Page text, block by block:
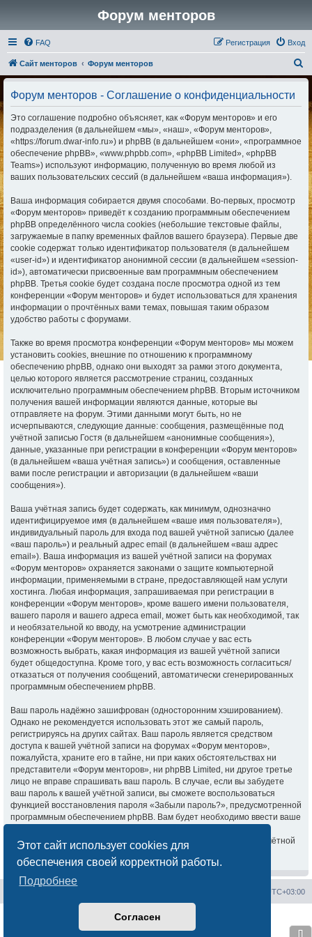
Этот сайт использует cookies для
обеспечения своей корректной работы.
Подробнее
Согласен
Форум менторов
FAQ Вход
Регистрация
Сайт менторов Форум менторов
о
Форум менторов - Соглашение о конфиденциальности
Это соглашение подробно объясняет, как «Форум менторов» и его
подразделения (в дальнейшем «мы», «наш», «Форум менторов»,
«https://forum.dwar-info.ru») и phpBB (в дальнейшем «они», «программное
обеспечение phpBB», «www.phpbb.com», «phpBB Limited», «phpBB
Teams») используют информацию, полученную во время любой из
ваших пользовательских сессий (в дальнейшем «ваша информация»).
Ваша информация собирается двумя способами. Во-первых, просмотр
«Форум менторов» приведёт к созданию программным обеспечением
phpBB определённого числа cookies (небольшие текстовые файлы,
загружаемые в папку временных файлов вашего браузера). Первые две
cookie содержат только идентификатор пользователя (в дальнейшем
«user-id») и идентификатор анонимной сессии (в дальнейшем «session-
id»), автоматически присвоенные вам программным обеспечением
phpBB. Третья cookie будет создана после просмотра одной из тем
конференции «Форум менторов» и будет использоваться для хранения
информации о прочтённых вами темах, повышая таким образом
удобство работы с форумами.
Также во время просмотра конференции «Форум менторов» мы можем
установить cookies, внешние по отношению к программному
обеспечению phpBB, однако они выходят за рамки этого документа,
целью которого является рассмотрение страниц, созданных
исключительно программным обеспечением phpBB. Вторым источником
получения вашей информации являются данные, которые вы
отправляете на форум. Этими данными могут быть, но не
исчерпываются, следующие данные: сообщения, размещённые под
учётной записью Гостя (в дальнейшем «анонимные сообщения»),
данные, указанные при регистрации в конференции «Форум менторов»
(в дальнейшем «ваша учётная запись») и сообщения, оставленные
вами после регистрации и авторизации (в дальнейшем «ваши
сообщения»).
Ваша учётная запись будет содержать, как минимум, однозначно
идентифицируемое имя (в дальнейшем «ваше имя пользователя»),
индивидуальный пароль для входа под вашей учётной записью (далее
«ваш пароль») и реальный адрес email (в дальнейшем «ваш адрес
email»). Ваша информация из вашей учётной записи на форумах
«Форум менторов» охраняется законами о защите компьютерной
информации, применяемыми в стране, предоставляющей нам услуги
хостинга. Любая информация, запрашиваемая при регистрации в
конференции «Форум менторов», кроме вашего имени пользователя,
вашего пароля и вашего адреса email, может быть как необходимой, так
и необязательной ко вводу, на усмотрение администрации
конференции «Форум менторов». В любом случае у вас есть
возможность выбрать, какая информация из вашей учётной записи
будет общедоступна. Кроме того, у вас есть возможность согласиться/
отказаться от получения сообщений, автоматически сгенерированных
программным обеспечением phpBB.
Ваш пароль надёжно зашифрован (односторонним хэшированием).
Однако не рекомендуется использовать этот же самый пароль,
регистрируясь на других сайтах. Ваш пароль является средством
доступа к вашей учётной записи на форумах «Форум менторов»,
пожалуйста, храните его в тайне, ни при каких обстоятельствах ни
представители «Форум менторов», ни phpBB Limited, ни другое третье
лицо не вправе спрашивать ваш пароль. В случае, если вы забудете
ваш пароль к вашей учётной записи, вы сможете воспользоваться
функцией восстановления пароля «Забыли пароль?», предусмотренной
программным обеспечением phpBB. Вам будет необходимо ввести ваше
обеспечение phpBB сгенерирует вам новый пароль для вашей учётной
UTC+03:00
Создано на основеphpBB® Forum Software © phpBB Limited
Русская поддержка phpBB